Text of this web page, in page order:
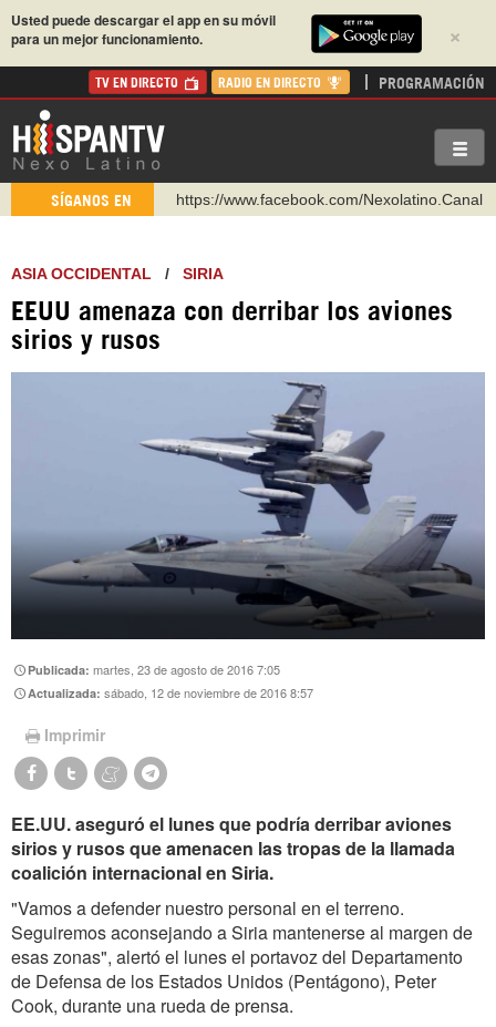
×
Usted puede descargar el app en su móvil
para un mejor funcionamiento.
TV EN DIRECTO RADIO EN DIRECTO PROGRAMACIÓN
SÍGANOS EN
https://www.facebook.com/Nexolatino.Canal
http://twitter.com/nexo_latino
https://t.me/hispantvcanal
Instagram como: hispan_tv
ASIA OCCIDENTAL / SIRIA
EEUU amenaza con derribar los aviones
sirios y rusos
Publicada:martes, 23 de agosto de 2016 7:05
Actualizada:sábado, 12 de noviembre de 2016 8:57
Imprimir
EE.UU. aseguró el lunes que podría derribar aviones
sirios y rusos que amenacen las tropas de la llamada
coalición internacional en Siria.
"Vamos a defender nuestro personal en el terreno.
Seguiremos aconsejando a Siria mantenerse al margen de
esas zonas", alertó el lunes el portavoz del Departamento
de Defensa de los Estados Unidos (Pentágono), Peter
Cook, durante una rueda de prensa.